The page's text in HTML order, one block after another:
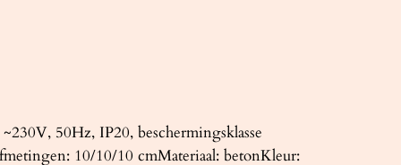
50Hz, IP20, beschermingsklasse
10/10/10 cmMateriaal: betonKleur: